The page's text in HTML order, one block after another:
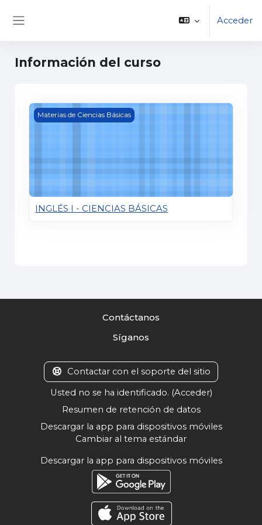
Acceder
Información del curso
INGLÉS I - CIENCIAS BÁSICAS
Materias de Ciencias Básicas
INGLÉS I - CIENCIAS BÁSICAS
Contáctanos
Síganos
Contactar con el soporte del sitio
Usted no se ha identificado. (Acceder)
Resumen de retención de datos
Descargar la app para dispositivos móviles
Cambiar al tema estándar
Descargar la app para dispositivos móviles